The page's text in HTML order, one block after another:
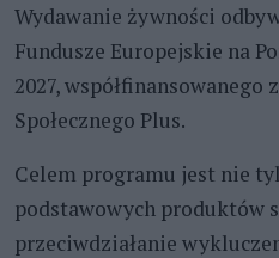
Wydawanie żywności
Fundusze Europejskie na
2027,
Społecznego Plus.
Celem programu jest nie
podstawowych produktów
przeciwdziałanie